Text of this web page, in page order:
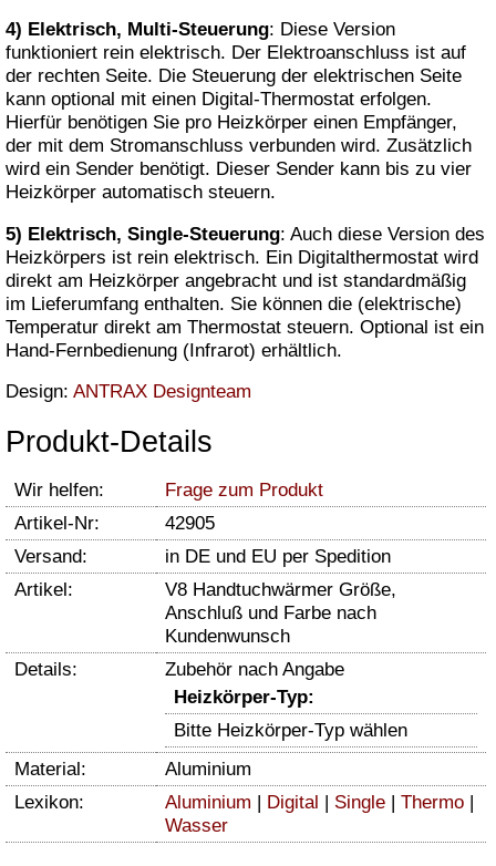
4) Elektrisch, Multi-Steuerung: Diese Version
funktioniert rein elektrisch. Der Elektroanschluss ist auf
der rechten Seite. Die Steuerung der elektrischen Seite
kann optional mit einen Digital-Thermostat erfolgen.
Hierfür benötigen Sie pro Heizkörper einen Empfänger,
der mit dem Stromanschluss verbunden wird. Zusätzlich
wird ein Sender benötigt. Dieser Sender kann bis zu vier
Heizkörper automatisch steuern.
5) Elektrisch, Single-Steuerung: Auch diese Version des
Heizkörpers ist rein elektrisch. Ein Digitalthermostat wird
direkt am Heizkörper angebracht und ist standardmäßig
im Lieferumfang enthalten. Sie können die (elektrische)
Temperatur direkt am Thermostat steuern. Optional ist ein
Hand-Fernbedienung (Infrarot) erhältlich.
Design: ANTRAX Designteam
Produkt-Details
Wir helfen:
Frage zum Produkt
Artikel-Nr:
42905
Versand:
in DE und EU per Spedition
Artikel:
V8 Handtuchwärmer Größe,
Anschluß und Farbe nach
Kundenwunsch
Details:
Zubehör nach Angabe
Heizkörper-Typ:
Bitte Heizkörper-Typ wählen
Material:
Aluminium
Lexikon:
Aluminium | Digital | Single | Thermo |
Wasser